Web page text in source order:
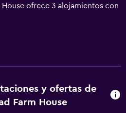
ofrece 3 alojamientos con
y tetera. Las camas
cama de alta calidad. Se ofrece
a Internet wifi gratis. Se
todos los días.
y ofertas de
Farm House